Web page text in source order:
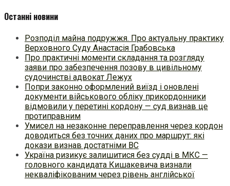
Останні новини
Розподіл майна подружжя. Про актуальну практику
Верховного Суду Анастасія Грабовська
Про практичні моменти складання та розгляду
заяви про забезпечення позову в цивільному
судочинстві адвокат Лежух
Попри законно оформлений виїзд і оновлені
документи військового обліку прикордонники
відмовили у перетині кордону — суд визнав це
протиправним
Умисел на незаконне переправлення через кордон
доводиться без точних даних про маршрут: які
докази визнав достатніми ВС
Україна ризикує залишитися без судді в МКС —
головного кандидата Кишакевича визнали
некваліфікованим через рівень англійської